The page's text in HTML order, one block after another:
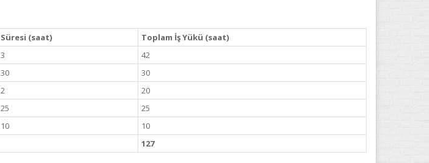
Süresi (saat)
Toplam İş Yükü (saat)
3
42
30
30
2
20
25
25
10
10
127